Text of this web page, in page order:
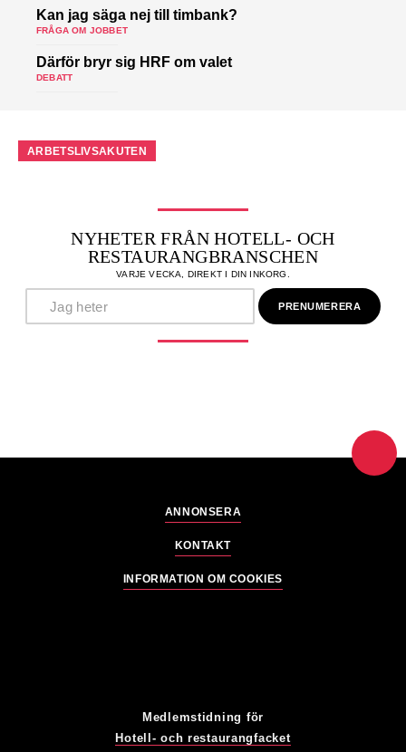
Kan jag säga nej till timbank?
FRÅGA OM JOBBET
Därför bryr sig HRF om valet
DEBATT
ARBETSLIVSAKUTEN
NYHETER FRÅN HOTELL- OCH
RESTAURANGBRANSCHEN
VARJE VECKA, DIREKT I DIN INKORG.
ANNONSERA
KONTAKT
INFORMATION OM COOKIES
Medlemstidning för
Hotell- och restaurangfacket